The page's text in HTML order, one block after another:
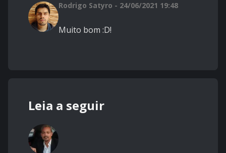
Rodrigo Satyro - 24/06/2021 19:48
Muito bom :D!
Leia a seguir